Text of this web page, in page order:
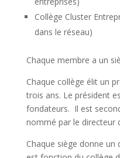
Collège Cluster
dans le réseau)
Chaque membre a un
Chaque collège élit un
trois ans. Le président
fondateurs. Il est
nommé par le directeur
Chaque siège donne